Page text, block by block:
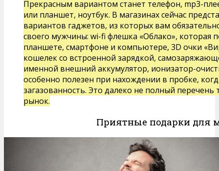
Прекрасным вариантом станет телефон, mp3-
или планшет, ноутбук. В магазинах сейчас
вариантов гаджетов, из которых вам
своего мужчины: wi-fi флешка «Облако», которая
планшете, смартфоне и компьютере, 3D очки
кошелек со встроенной зарядкой,
именной внешний аккумулятор, ионизатор-
особенно полезен при нахождении в пробке,
загазованность. Это далеко не полный перечень
рынок.
Приятные подарки для